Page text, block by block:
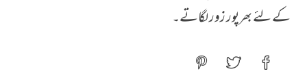
کے لئے بھرپور زور لگاتے۔